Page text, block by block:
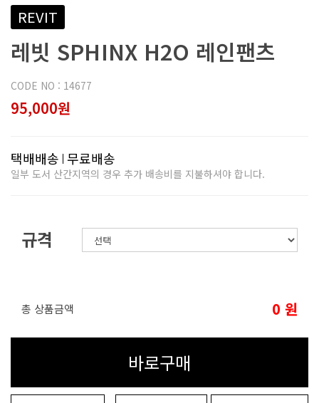
REVIT
레빗 SPHINX H2O 레인팬츠
CODE NO : 14677
95,000원
택배배송 무료배송
일부 도서 산간지역의 경우 추가 배송비를 지불하셔야 합니다.
규격
총 상품금액 0 원
바로구매